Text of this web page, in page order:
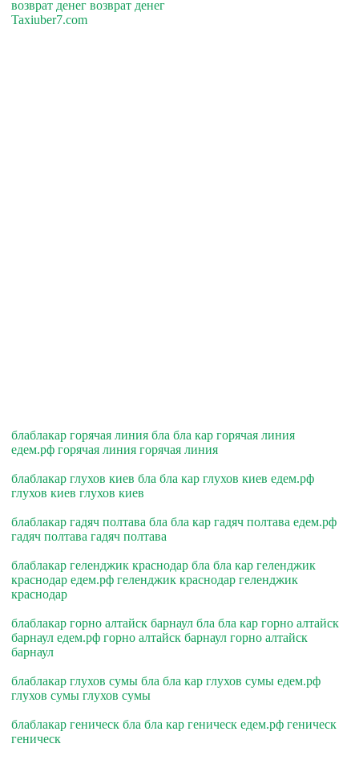
возврат денег возврат денег
Taxiuber7.com
блаблакар горячая линия бла бла кар горячая линия
едем.рф горячая линия горячая линия
блаблакар глухов киев бла бла кар глухов киев едем.рф
глухов киев глухов киев
блаблакар гадяч полтава бла бла кар гадяч полтава едем.рф
гадяч полтава гадяч полтава
блаблакар геленджик краснодар бла бла кар геленджик
краснодар едем.рф геленджик краснодар геленджик
краснодар
блаблакар горно алтайск барнаул бла бла кар горно алтайск
барнаул едем.рф горно алтайск барнаул горно алтайск
барнаул
блаблакар глухов сумы бла бла кар глухов сумы едем.рф
глухов сумы глухов сумы
блаблакар геническ бла бла кар геническ едем.рф геническ
геническ